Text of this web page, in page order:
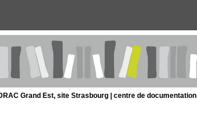
Grand Est, site Strasbourg | centre de documentation